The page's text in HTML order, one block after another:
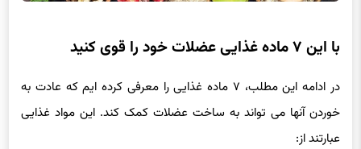
با این ۷ ماده غذایی عضلات خود را قوی کنید
در ادامه این مطلب، ۷ ماده غذایی را معرفی کرده ایم که عادت به
خوردن آنها می تواند به ساخت عضلات کمک کند. این مواد غذایی
عبارتند از: